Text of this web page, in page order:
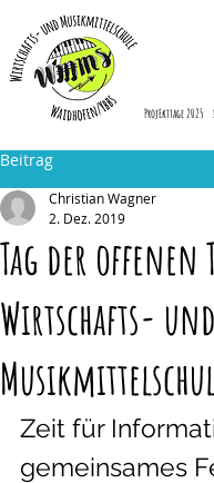
ProjEkttage 2025
Beitrag
Tag der
Wirtschafts- und
Christian Wagner
2. Dez. 2019
Zeit für
gemeinsames